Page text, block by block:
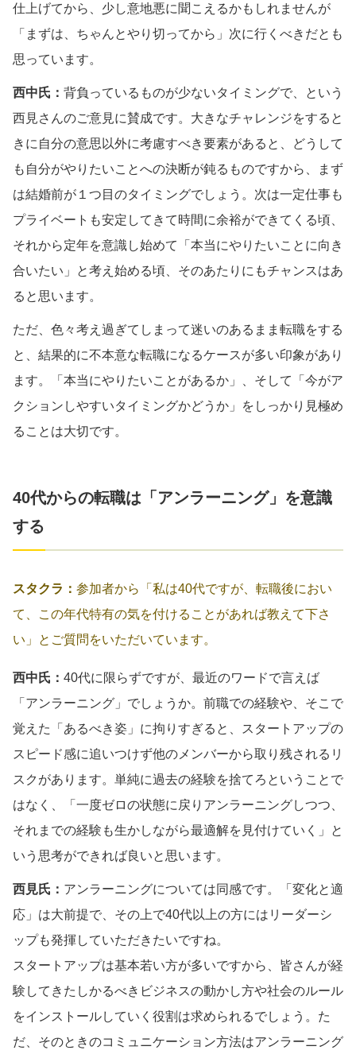
仕上げてから、少し意地悪に聞こえるかもしれませんが
「まずは、ちゃんとやり切ってから」次に行くべきだとも
思っています。
西中氏： 背負っているものが少ないタイミングで、という
西見さんのご意見に賛成です。大きなチャレンジをすると
きに自分の意思以外に考慮すべき要素があると、どうして
も自分がやりたいことへの決断が鈍るものですから、まず
は結婚前が１つ目のタイミングでしょう。次は一定仕事も
プライベートも安定してきて時間に余裕ができてくる頃、
それから定年を意識し始めて「本当にやりたいことに向き
合いたい」と考え始める頃、そのあたりにもチャンスはあ
ると思います。
ただ、色々考え過ぎてしまって迷いのあるまま転職をする
と、結果的に不本意な転職になるケースが多い印象があり
ます。「本当にやりたいことがあるか」、そして「今がア
クションしやすいタイミングかどうか」をしっかり見極め
ることは大切です。
40代からの転職は「アンラーニング」を意識
する
スタクラ： 参加者から「私は40代ですが、転職後におい
て、この年代特有の気を付けることがあれば教えて下さ
い」とご質問をいただいています。
西中氏： 40代に限らずですが、最近のワードで言えば
「アンラーニング」でしょうか。前職での経験や、そこで
覚えた「あるべき姿」に拘りすぎると、スタートアップの
スピード感に追いつけず他のメンバーから取り残されるリ
スクがあります。単純に過去の経験を捨てろということで
はなく、「一度ゼロの状態に戻りアンラーニングしつつ、
それまでの経験も生かしながら最適解を見付けていく」と
いう思考ができれば良いと思います。
西見氏： アンラーニングについては同感です。「変化と適
応」は大前提で、その上で40代以上の方にはリーダーシ
ップも発揮していただきたいですね。
スタートアップは基本若い方が多いですから、皆さんが経
験してきたしかるべきビジネスの動かし方や社会のルール
をインストールしていく役割は求められるでしょう。た
だ、そのときのコミュニケーション方法はアンラーニング